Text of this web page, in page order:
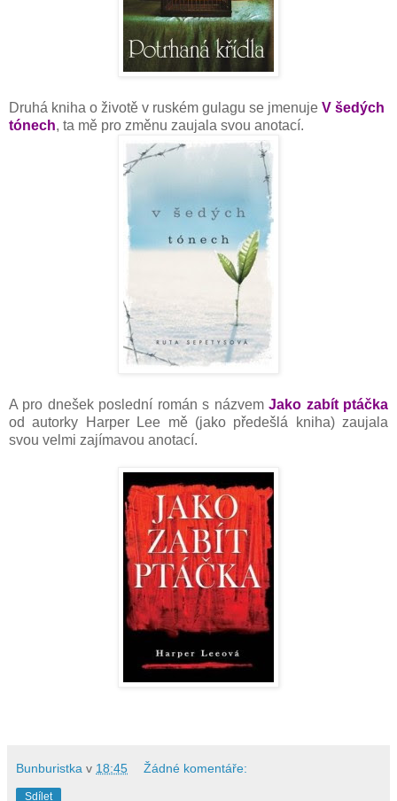
Druhá kniha o životě v ruském gulagu se jmenuje V šedých
tónech, ta mě pro změnu zaujala svou anotací.
A pro dnešek poslední román s názvemJako zabít ptáčka
od autorky Harper Lee mě (jako předešlá kniha) zaujala
svou velmi zajímavou anotací.
Bunburistka v 18:45 Žádné komentáře:
Sdílet